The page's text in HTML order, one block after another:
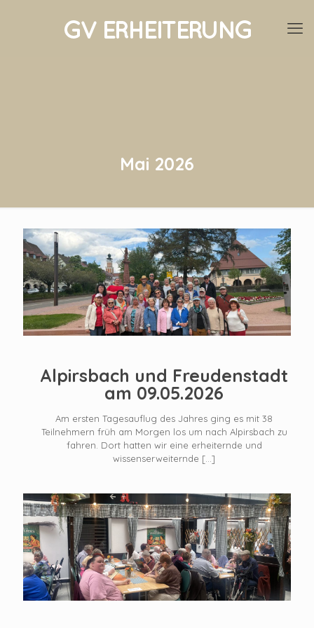
Mai 2026
Alpirsbach und Freudenstadt
am 09.05.2026
Am ersten Tagesauflug des Jahres ging es mit 38
Teilnehmern früh am Morgen los um nach Alpirsbach zu
fahren. Dort hatten wir eine erheiternde und
wissenserweiternde […]